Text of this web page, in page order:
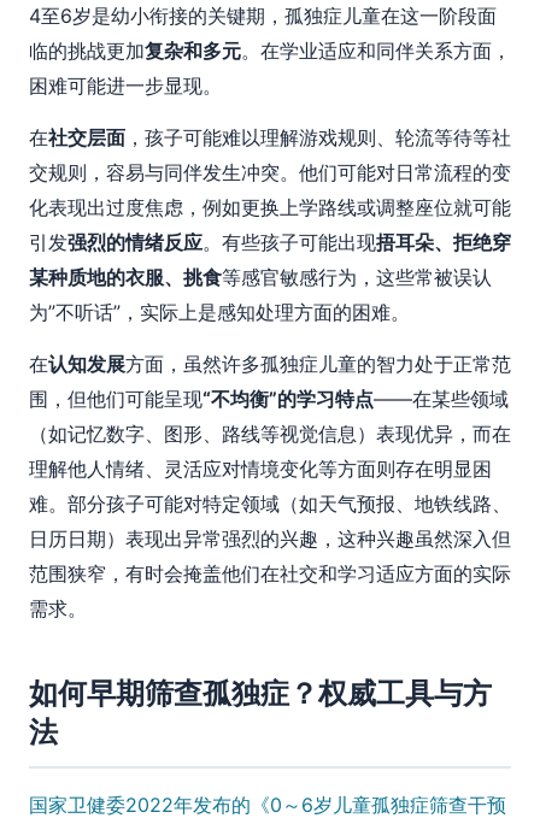
4至6岁是幼小衔接的关键期，孤独症儿童在这一阶段面
临的挑战更加复杂和多元。在学业适应和同伴关系方面，
困难可能进一步显现。
在社交层面 ，孩子可能难以理解游戏规则、轮流等待等社
交规则，容易与同伴发生冲突。他们可能对日常流程的变
化表现出过度焦虑，例如更换上学路线或调整座位就可能
引发强烈的情绪反应。有些孩子可能出现捂耳朵、拒绝穿
某种质地的衣服、挑食等感官敏感行为，这些常被误认
为”不听话”，实际上是感知处理方面的困难。
在认知发展方面，虽然许多孤独症儿童的智力处于正常范
围，但他们可能呈现“不均衡”的学习特点——在某些领域
（如记忆数字、图形、路线等视觉信息）表现优异，而在
理解他人情绪、灵活应对情境变化等方面则存在明显困
难。部分孩子可能对特定领域（如天气预报、地铁线路、
日历日期）表现出异常强烈的兴趣，这种兴趣虽然深入但
范围狭窄，有时会掩盖他们在社交和学习适应方面的实际
需求。
如何早期筛查孤独症？权威工具与方
法
国家卫健委2022年发布的《0～6岁儿童孤独症筛查干预